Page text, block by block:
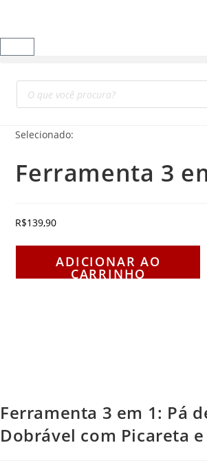
Selecionado:
Ferramenta 3
R$139,90
ADICIONAR AO
CARRINHO
Ferramenta 3 em 1: Pá
Dobrável com Picareta e